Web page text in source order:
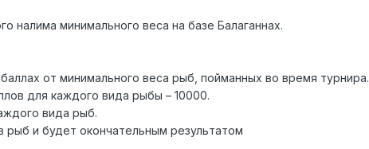
налима минимального веса на базе Балаганнах.
от минимального веса рыб, пойманных во время турнира.
для каждого вида рыбы – 10000.
вида рыб.
и будет окончательным результатом